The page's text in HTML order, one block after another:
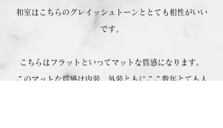
和室はこちらのグレイッシュトーンととても相性がいい
です。
こちらはフラットといってマットな質感になりま す。
このマットな質感は内装、外装ともにここ数年とても人